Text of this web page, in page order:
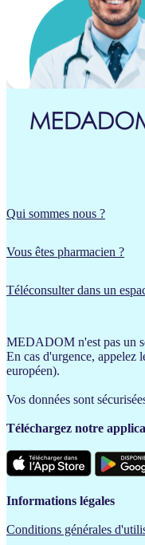
Qui sommes nous ?
Vous êtes pharmacien ?
Téléconsulter dans un
MEDADOM n'est pas un
En cas d'urgence, appelez
européen).
Vos données sont
Téléchargez notre
Informations légales
Conditions générales